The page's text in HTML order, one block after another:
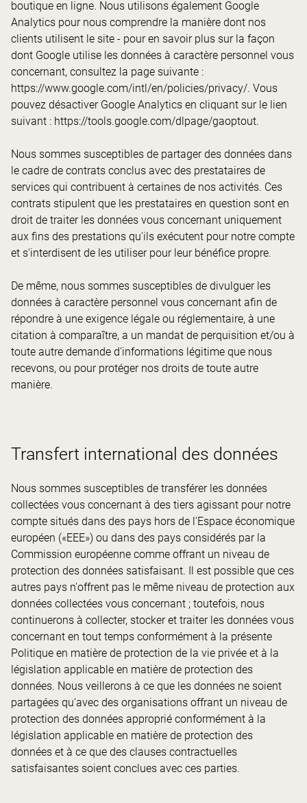
boutique en ligne. Nous utilisons également Google
Analytics pour nous comprendre la manière dont nos
clients utilisent le site - pour en savoir plus sur la façon
dont Google utilise les données à caractère personnel vous
concernant, consultez la page suivante :
https://www.google.com/intl/en/policies/privacy/. Vous
pouvez désactiver Google Analytics en cliquant sur le lien
suivant : https://tools.google.com/dlpage/gaoptout.
Nous sommes susceptibles de partager des données dans
le cadre de contrats conclus avec des prestataires de
services qui contribuent à certaines de nos activités. Ces
contrats stipulent que les prestataires en question sont en
droit de traiter les données vous concernant uniquement
aux fins des prestations qu'ils exécutent pour notre compte
et s'interdisent de les utiliser pour leur bénéfice propre.
De même, nous sommes susceptibles de divulguer les
données à caractère personnel vous concernant afin de
répondre à une exigence légale ou réglementaire, à une
citation à comparaître, a un mandat de perquisition et/ou à
toute autre demande d'informations légitime que nous
recevons, ou pour protéger nos droits de toute autre
manière.
Transfert international des données
Nous sommes susceptibles de transférer les données
collectées vous concernant à des tiers agissant pour notre
compte situés dans des pays hors de l'Espace économique
européen («EEE») ou dans des pays considérés par la
Commission européenne comme offrant un niveau de
protection des données satisfaisant. Il est possible que ces
autres pays n'offrent pas le même niveau de protection aux
données collectées vous concernant ; toutefois, nous
continuerons à collecter, stocker et traiter les données vous
concernant en tout temps conformément à la présente
Politique en matière de protection de la vie privée et à la
législation applicable en matière de protection des
données. Nous veillerons à ce que les données ne soient
partagées qu'avec des organisations offrant un niveau de
protection des données approprié conformément à la
législation applicable en matière de protection des
données et à ce que des clauses contractuelles
satisfaisantes soient conclues avec ces parties.